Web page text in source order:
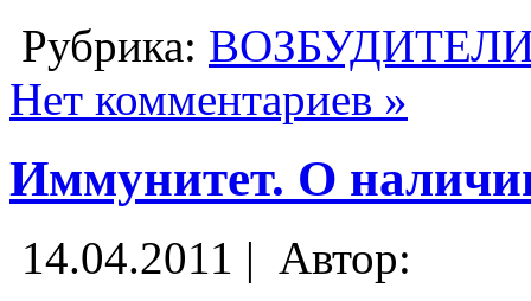
Рубрика:
Нет комментариев »
Иммунитет. О
14.04.2011 | Автор: